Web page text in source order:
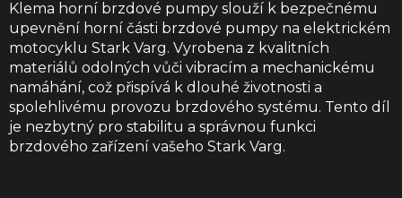
Klema horní brzdové pumpy slouží k bezpečnému
upevnění horní části brzdové pumpy na elektrickém
motocyklu Stark Varg. Vyrobena z kvalitních
materiálů odolných vůči vibracím a mechanickému
namáhání, což přispívá k dlouhé životnosti a
spolehlivému provozu brzdového systému. Tento díl
je nezbytný pro stabilitu a správnou funkci
brzdového zařízení vašeho Stark Varg.